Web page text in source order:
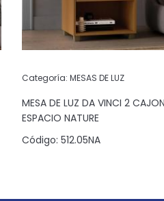
Categoría: MESAS DE LUZ
MESA DE LUZ DA VINCI 2
ESPACIO NATURE
Código: 512.05NA